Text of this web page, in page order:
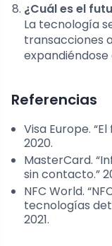
¿Cuál es el
La tecnología
transacciones
expandiéndose
Referencias
Visa Europe.
2020.
MasterCard.
sin contacto.”
NFC World.
tecnologías
2021.